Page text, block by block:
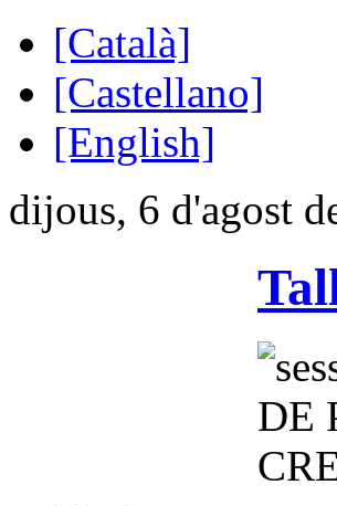
[Català]
[Castellano]
[English]
dijous, 6 d'agost